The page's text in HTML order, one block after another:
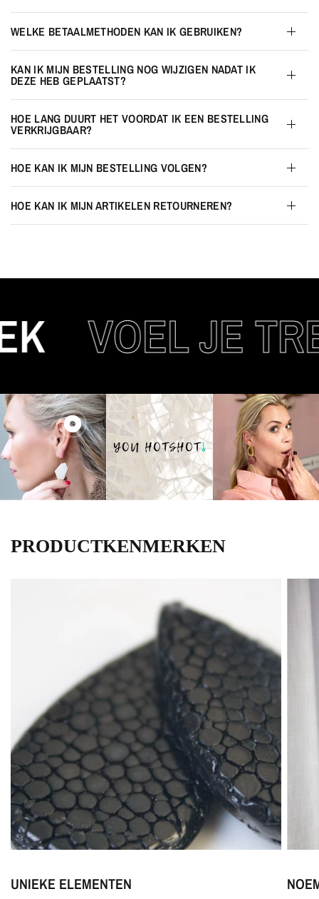
WELKE BETAALMETHODEN KAN IK GEBRUIKEN?
KAN IK MIJN BESTELLING NOG WIJZIGEN NADAT IK
DEZE HEB GEPLAATST?
HOE LANG DUURT HET VOORDAT IK EEN BESTELLING
VERKRIJGBAAR?
HOE KAN IK MIJN BESTELLING VOLGEN?
HOE KAN IK MIJN ARTIKELEN RETOURNEREN?
VOEL JE
PRODUCTKENMERKEN
UNIEKE ELEMENTEN